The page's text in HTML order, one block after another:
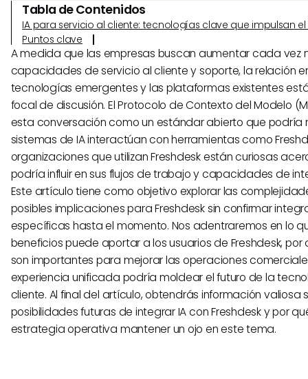
Tabla de Contenidos
IA para servicio al cliente: tecnologías clave que impulsan
Puntos clave
A medida que las empresas buscan aumentar cada vez
capacidades de servicio al cliente y soporte, la relación
tecnologías emergentes y las plataformas existentes
focal de discusión. El Protocolo de Contexto del Modelo
esta conversación como un estándar abierto que podría
sistemas de IA interactúan con herramientas como
organizaciones que utilizan Freshdesk están curiosas
podría influir en sus flujos de trabajo y capacidades de
Este artículo tiene como objetivo explorar las
posibles implicaciones para Freshdesk sin confirmar
específicas hasta el momento. Nos adentraremos en lo
beneficios puede aportar a los usuarios de Freshdesk,
son importantes para mejorar las operaciones
experiencia unificada podría moldear el futuro de la
cliente. Al final del artículo, obtendrás información valiosa
posibilidades futuras de integrar IA con Freshdesk y por
estrategia operativa mantener un ojo en este tema.